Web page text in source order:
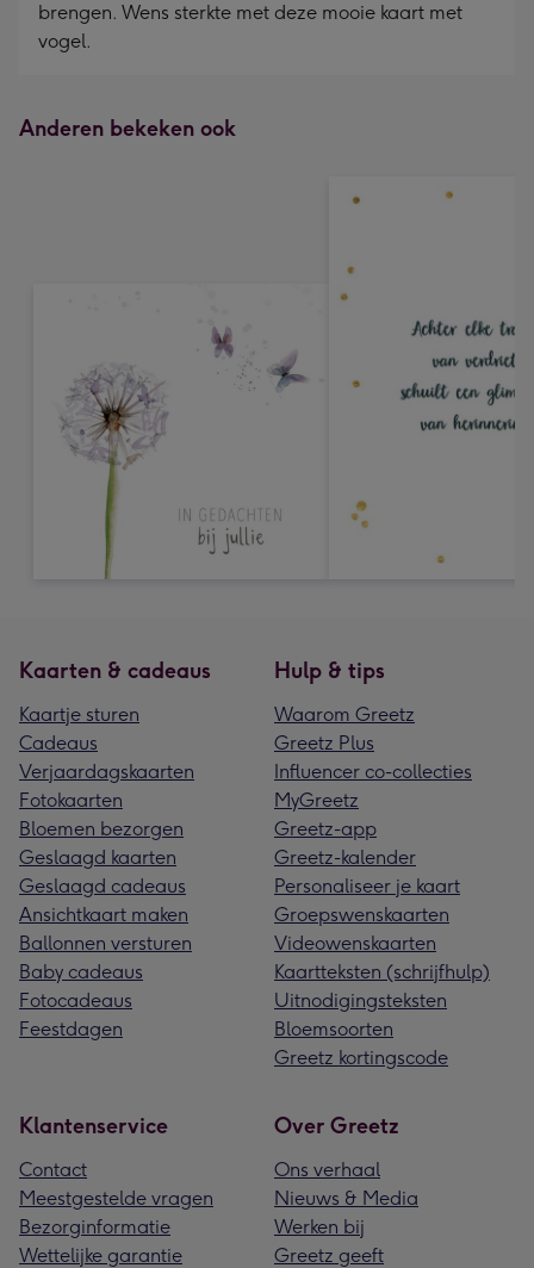
brengen. Wens sterkte met deze mooie kaart met
vogel.
Anderen bekeken ook
Kaarten & cadeaus
Kaartje sturen
Cadeaus
Verjaardagskaarten
Fotokaarten
Bloemen bezorgen
Geslaagd kaarten
Geslaagd cadeaus
Ansichtkaart maken
Ballonnen versturen
Baby cadeaus
Fotocadeaus
Feestdagen
Hulp & tips
Waarom Greetz
Greetz Plus
Influencer co-collecties
MyGreetz
Greetz-app
Greetz-kalender
Personaliseer je kaart
Groepswenskaarten
Videowenskaarten
Kaartteksten (schrijfhulp)
Uitnodigingsteksten
Bloemsoorten
Greetz kortingscode
Klantenservice
Contact
Meestgestelde vragen
Bezorginformatie
Wettelijke garantie
Over Greetz
Ons verhaal
Nieuws & Media
Werken bij
Greetz geeft